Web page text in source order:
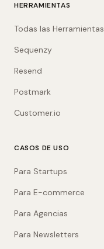
HERRAMIENTAS
Todas las Herramientas
Sequenzy
Resend
Postmark
Customer.io
CASOS DE USO
Para Startups
Para E-commerce
Para Agencias
Para Newsletters